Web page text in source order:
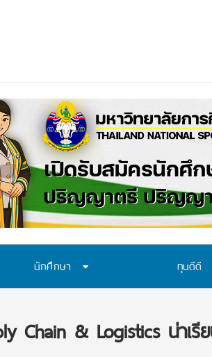
นักศึกษา ทุนดีดี
Chain & Logistics น่าเ